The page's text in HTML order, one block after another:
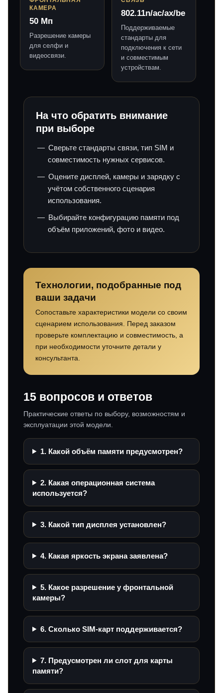
КАМЕРА
50 Мп
Разрешение камеры
для селфи и
видеосвязи.
802.11n/ac/ax/be
Поддерживаемые
стандарты для
подключения к сети
и совместимым
устройствам.
На что обратить внимание
при выборе
Сверьте стандарты связи, тип SIM и
совместимость нужных сервисов.
Оцените дисплей, камеры и зарядку с
учётом собственного сценария
использования.
Выбирайте конфигурацию памяти под
объём приложений, фото и видео.
Технологии, подобранные под
ваши задачи
Сопоставьте характеристики модели со своим
сценарием использования. Перед заказом
проверьте комплектацию и совместимость, а
при необходимости уточните детали у
консультанта.
15 вопросов и ответов
Практические ответы по выбору, возможностям и
эксплуатации этой модели.
1. Какой объём памяти предусмотрен?
2. Какая операционная система
используется?
3. Какой тип дисплея установлен?
4. Какая яркость экрана заявлена?
5. Какое разрешение у фронтальной
камеры?
6. Сколько SIM-карт поддерживается?
7. Предусмотрен ли слот для карты
памяти?